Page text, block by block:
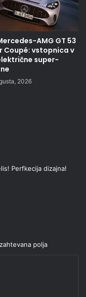
AMG GT 53
Coupé: vstopnica v
super-
2026
Perfkecija dizajna!
polja